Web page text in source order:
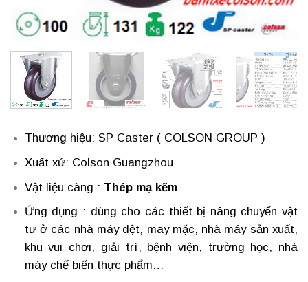
Thương hiệu: SP Caster ( COLSON GROUP )
Xuất xứ: Colson Guangzhou
Vật liệu càng : Thép mạ kẽm
Ứng dụng : dùng cho các thiết bị nâng chuyển vật
tư ở các nhà máy dệt, may mặc, nhà máy sản xuất,
khu vui chơi, giải trí, bệnh viện, trường học, nhà
máy chế biến thực phẩm…